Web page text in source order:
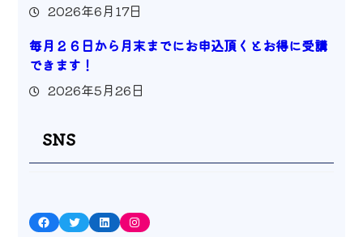
2026年6月17日
毎月２６日から月末までにお申込頂くとお得に受講
できます！
2026年5月26日
SNS
Facebook Twitter LinkedIn Instagram